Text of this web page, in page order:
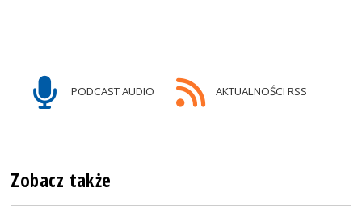
PODCAST AUDIO AKTUALNOŚCI RSS
Zobacz także